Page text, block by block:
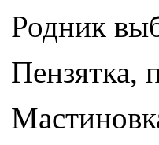
Родник
Пензятка,